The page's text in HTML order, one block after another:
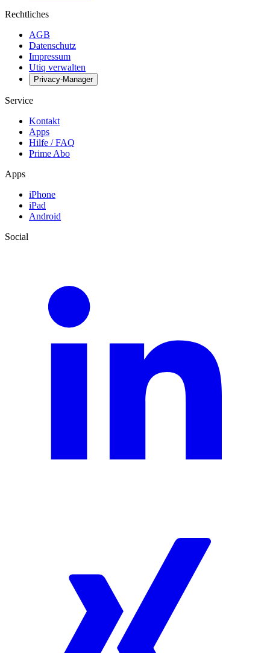
Rechtliches
AGB
Datenschutz
Impressum
Utiq verwalten
Privacy-Manager
Service
Kontakt
Apps
Hilfe / FAQ
Prime Abo
Apps
iPhone
iPad
Android
Social